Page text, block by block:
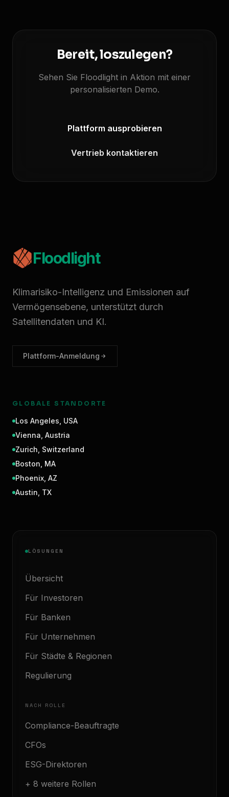
Bereit, loszulegen?
Sehen Sie Floodlight in Aktion mit einer
personalisierten Demo.
Plattform ausprobieren
Vertrieb kontaktieren
Floodlight
Klimarisiko-Intelligenz und Emissionen auf
Vermögensebene, unterstützt durch
Satellitendaten und KI.
Plattform-Anmeldung
GLOBALE STANDORTE
Los Angeles USA
Vienna Austria
Zurich Switzerland
Boston MA
Phoenix AZ
Austin TX
LÖSUNGEN
Übersicht
Für Investoren
Für Banken
Für Unternehmen
Für Städte & Regionen
Regulierung
NACH ROLLE
Compliance-Beauftragte
CFOs
ESG-Direktoren
+ 8 weitere Rollen